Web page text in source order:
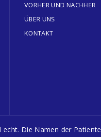
VORHER UND NACHHER
ÜBER UNS
KONTAKT
Die Namen der